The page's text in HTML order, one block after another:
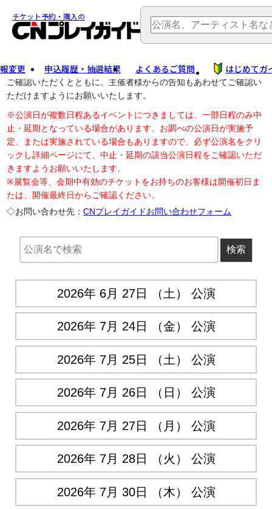
チケット予約・購入の
変更 申込履歴・抽選結果 よくあるご質問 はじめてガ
公演中止に伴う払戻し・延期等のご案内は、以下公演日リンクから
ご確認いただくとともに、主催者様からの告知もあわせてご確認い
ただけますようにお願いいたします。
※公演日が複数日程あるイベントにつきましては、一部日程のみ中
止・延期となっている場合があります。お調べの公演日が実施予
定、または実施されている場合もありますので、必ず公演名をクリ
ックし詳細ページにて、中止・延期の該当公演日程をご確認いただ
きますようお願いいたします。
※展覧会等、会期中有効のチケットをお持ちのお客様は開催初日ま
たは、開催最終日からご確認ください。
◇お問い合わせ先：CNプレイガイドお問い合わせフォーム
2026年 6月 27日 （土） 公演
2026年 7月 24日 （金） 公演
2026年 7月 25日 （土） 公演
2026年 7月 26日 （日） 公演
2026年 7月 27日 （月） 公演
2026年 7月 28日 （火） 公演
2026年 7月 30日 （木） 公演